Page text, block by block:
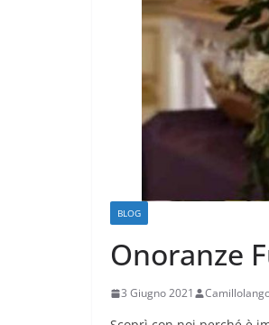
BLOG
Onoranze
3 Giugno 2021